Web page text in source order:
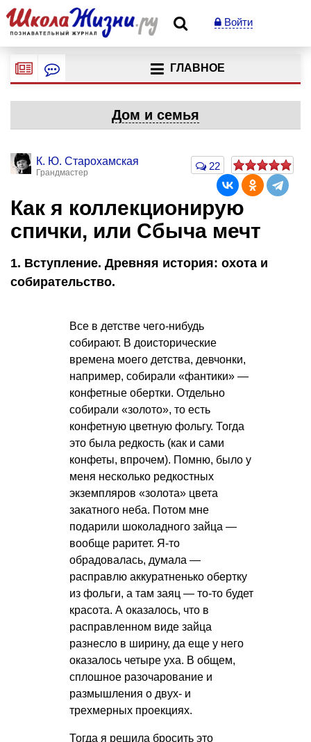
Войти
ГЛАВНОЕ
Дом и семья
К. Ю. Старохамская
Грандмастер
22
Как я коллекционирую
спички, или Сбыча мечт
1. Вступление. Древняя история: охота и
собирательство.
Все в детстве чего-нибудь
собирают. В доисторические
времена моего детства, девчонки,
например, собирали «фантики» —
конфетные обертки. Отдельно
собирали «золото», то есть
конфетную цветную фольгу. Тогда
это была редкость (как и сами
конфеты, впрочем). Помню, было у
меня несколько редкостных
экземпляров «золота» цвета
закатного неба. Потом мне
подарили шоколадного зайца —
вообще раритет. Я-то
обрадовалась, думала —
расправлю аккуратненько обертку
из фольги, а там заяц — то-то будет
красота. А оказалось, что в
расправленном виде зайца
разнесло в ширину, да еще у него
оказалось четыре уха. В общем,
сплошное разочарование и
размышления о двух- и
трехмерных проекциях.
Тогда я решила бросить это